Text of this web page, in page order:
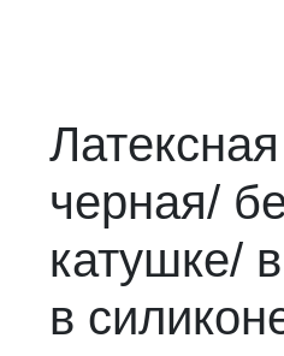
черная/
катушке/
в